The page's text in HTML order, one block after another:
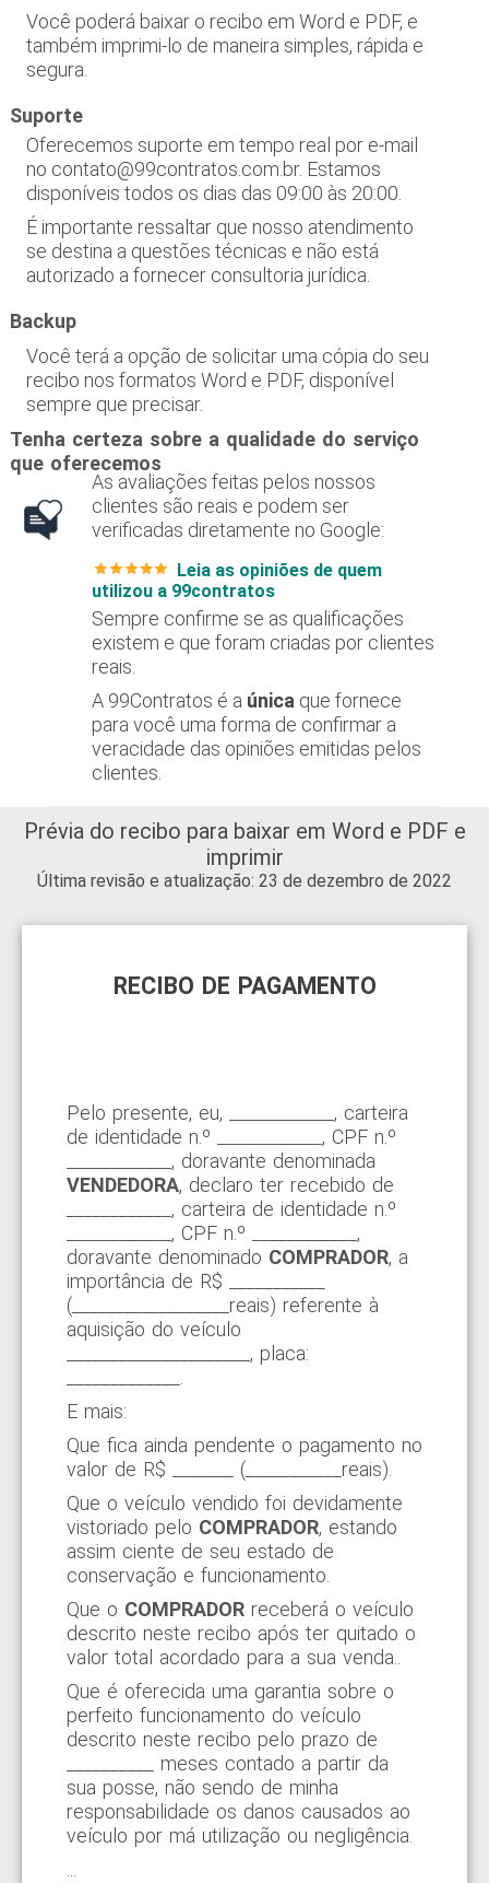
Você poderá baixar o recibo em Word e PDF, e
também imprimi-lo de maneira simples, rápida e
segura.
Suporte
Oferecemos suporte em tempo real por e-mail
no contato@99contratos.com.br. Estamos
disponíveis todos os dias das 09:00 às 20:00.
É importante ressaltar que nosso atendimento
se destina a questões técnicas e não está
autorizado a fornecer consultoria jurídica.
Backup
Você terá a opção de solicitar uma cópia do seu
recibo nos formatos Word e PDF, disponível
sempre que precisar.
Tenha certeza sobre a qualidade do serviço
que oferecemos
As avaliações feitas pelos nossos
clientes são reais e podem ser
verificadas diretamente no Google:
Leia as opiniões de quem
utilizou a 99contratos
Sempre confirme se as qualificações
existem e que foram criadas por clientes
reais.
A 99Contratos é a única que fornece
para você uma forma de confirmar a
veracidade das opiniões emitidas pelos
clientes.
Prévia do recibo para baixar em Word e PDF e
imprimir
Última revisão e atualização: 23 de dezembro de 2022
RECIBO DE PAGAMENTO
Pelo presente, eu, ____________, carteira
de identidade n.º ____________, CPF n.º
____________, doravante denominada
VENDEDORA, declaro ter recebido de
____________, carteira de identidade n.º
____________, CPF n.º ____________,
doravante denominado COMPRADOR, a
importância de R$ ___________
(__________________reais) referente à
aquisição do veículo
_____________________, placa:
E mais:
Que fica ainda pendente o pagamento no
valor de R$ _______ (___________reais).
Que o veículo vendido foi devidamente
vistoriado pelo COMPRADOR, estando
assim ciente de seu estado de
conservação e funcionamento.
Que o COMPRADORreceberá o veículo
descrito neste recibo após ter quitado o
valor total acordado para a sua venda..
Que é oferecida uma garantia sobre o
perfeito funcionamento do veículo
descrito neste recibo pelo prazo de
__________ meses contado a partir da
sua posse, não sendo de minha
responsabilidade os danos causados ao
veículo por má utilização ou negligência.